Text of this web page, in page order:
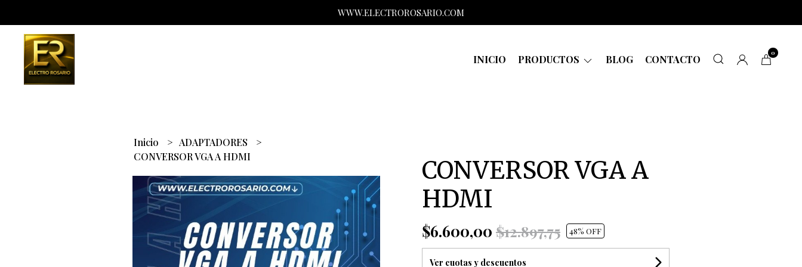
WWW.ELECTROROSARIO.COM
INICIO PRODUCTOS BLOG CONTACTO
0
Inicio
ADAPTADORES
CONVERSOR VGA A HDMI
CONVERSOR VGA A
HDMI
$6.600,00 $12.897,75 48% OFF
Ver cuotas y descuentos